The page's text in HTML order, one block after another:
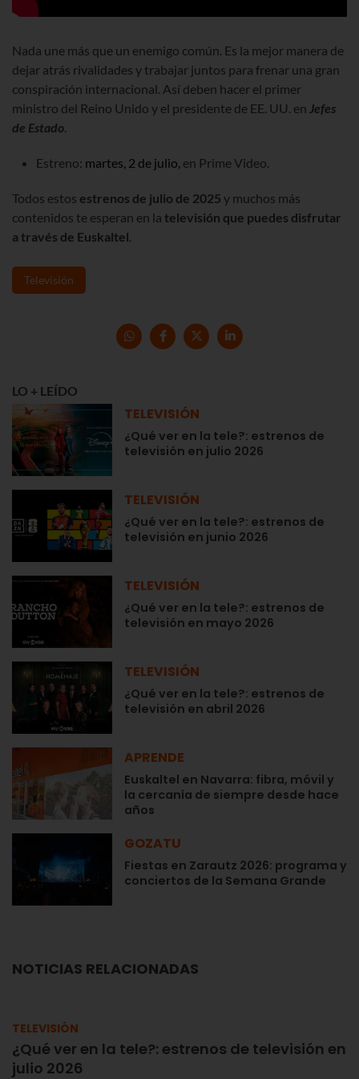
Nada une más que un enemigo común. Es la mejor manera de
dejar atrás rivalidades y trabajar juntos para frenar una gran
conspiración internacional. Así deben hacer el primer
ministro del Reino Unido y el presidente de EE. UU. en Jefes
de Estado
Estreno: martes, 2 de julio, en Prime Video.
Todos estos estrenos de julio de 2025 y muchos más
contenidos te esperan en la televisión que puedes disfrutar
a través de Euskaltel
Televisión
LO + LEÍDO
TELEVISIÓN
¿Qué ver en la tele?: estrenos de
televisión en julio 2026
TELEVISIÓN
¿Qué ver en la tele?: estrenos de
televisión en junio 2026
TELEVISIÓN
¿Qué ver en la tele?: estrenos de
televisión en mayo 2026
TELEVISIÓN
¿Qué ver en la tele?: estrenos de
televisión en abril 2026
APRENDE
Euskaltel en Navarra: fibra, móvil y
la cercanía de siempre desde hace
años
GOZATU
Fiestas en Zarautz 2026: programa y
conciertos de la Semana Grande
NOTICIAS RELACIONADAS
TELEVISIÓN
¿Qué ver en la tele?: estrenos de televisión en
julio 2026